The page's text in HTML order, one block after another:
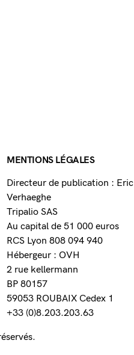
MENTIONS LÉGALES
Directeur de publication : Eric
Verhaeghe
Tripalio SAS
Au capital de 51 000 euros
RCS Lyon 808 094 940
Hébergeur : OVH
2 rue kellermann
BP 80157
59053 ROUBAIX Cedex 1
+33 (0)8.203.203.63